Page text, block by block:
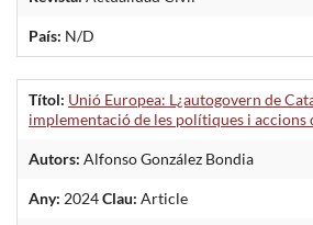
País: N/D
Títol: Unió Europea: L¿autogovern de
implementació de les polítiques i accions
Autors: Alfonso González Bondia
Any: 2024Clau: Article